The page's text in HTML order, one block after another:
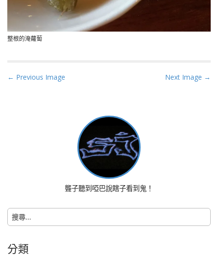
整根的淹蘿蔔
P
i
o
n
← Previous Image Next Image →
聾子聽到啞巴說瞎子看到鬼！
搜
尋
字:
分類